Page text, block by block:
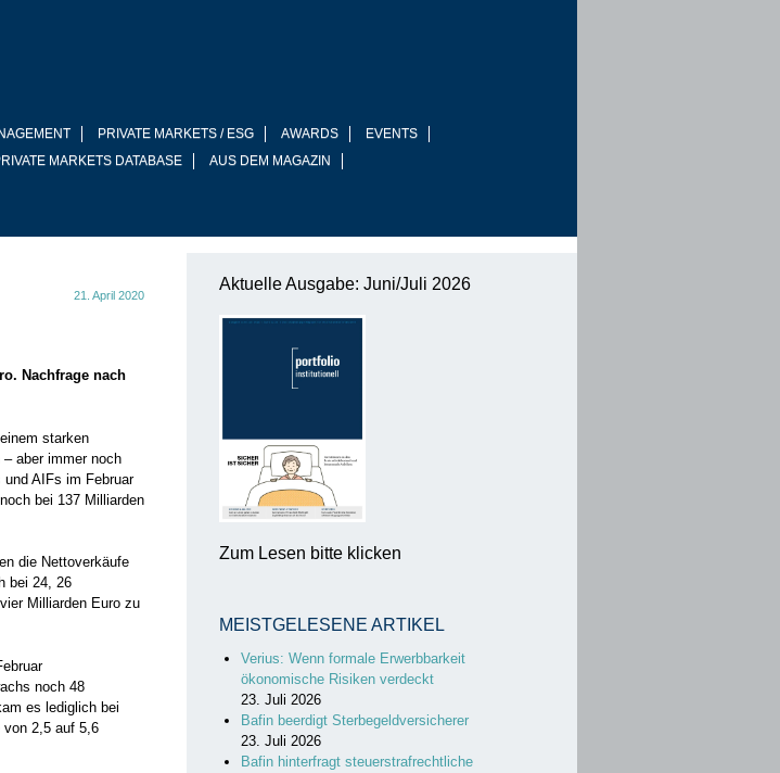
PRIVATE MARKETS / ESG AWARDS
EVENTS
MARKETS DATABASE AUS DEM MAGAZIN
21. April 2020
Nachfrage nach
starken
aber immer noch
AIFs im Februar
bei 137 Milliarden
die Nettoverkäufe
bei 24, 26
Milliarden Euro zu
noch 48
es lediglich bei
von 2,5 auf 5,6
Aktuelle Ausgabe: Juni/Juli 2026
Zum Lesen bitte klicken
MEISTGELESENE ARTIKEL
Verius: Wenn formale Erwerbbarkeit
ökonomische Risiken verdeckt
23. Juli 2026
Bafin beerdigt Sterbegeldversicherer
23. Juli 2026
Bafin hinterfragt steuerstrafrechtliche